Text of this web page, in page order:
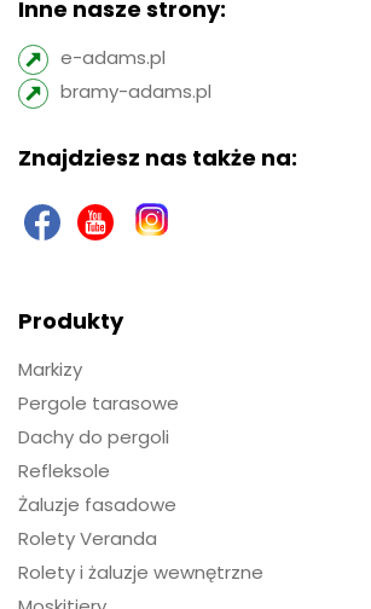
Inne nasze strony:
e-adams.pl
bramy-adams.pl
Znajdziesz nas także na:
Produkty
Markizy
Pergole tarasowe
Dachy do pergoli
Refleksole
Żaluzje fasadowe
Rolety Veranda
Rolety i żaluzje wewnętrzne